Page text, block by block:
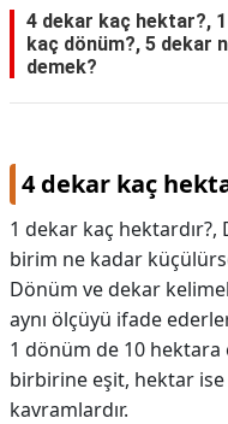
GEZİLECEK
YERLER
ALANLARI
HAMİLELİK
KAPLICALAR
İLETİŞİM
4 dekar kaç hektar?,
kaç dönüm?, 5 dekar
demek?
4 dekar kaç
1 dekar kaç hektardır?,
birim ne kadar
Dönüm ve dekar
aynı ölçüyü ifade
1 dönüm de 10
birbirine eşit, hektar
kavramlardır.